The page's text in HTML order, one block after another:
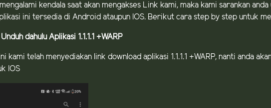
kendala saat akan mengakses Link kami, maka kami sarankan anda
ini tersedia di Android ataupun IOS. Berikut cara step by step untuk
dahulu Aplikasi 1.1.1.1 +WARP
kami telah menyediakan link download aplikasi 1.1.1.1 +WARP, nanti anda
IOS